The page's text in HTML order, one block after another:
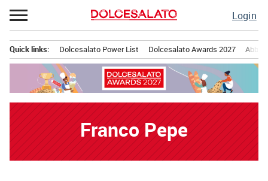
Passa
al
Login
principale
Quick links: Dolcesalato Power List Dolcesalato Awards 2027
Franco Pepe